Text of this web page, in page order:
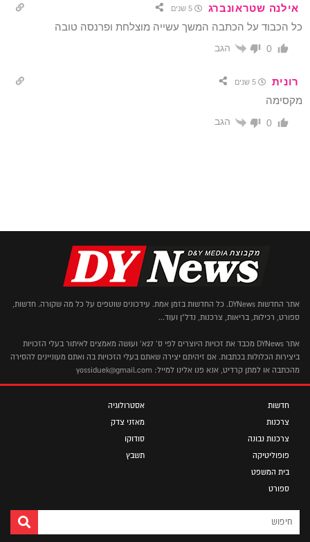
אילנה שטראונברג 5 שנים
כל הכבוד על הכתבה המשך עשייה מוצלחת ופרנסה טובה
0 הגב
רונית 5 שנים
מקסימה
0 הגב
אתר החדשות DYNews. כל החדשות בזמן אמת. עידכונים שוטפים על כל מה שקורה. חדשות,
ספורט, רכילות, בריאות, צרכנות, נדל"ן ועוד...
אתר DYNews מכבד את זכויות היוצרים לפי ס' 27א' ועושה מאמצים לאיתור בעלי הזכויות
ביצירות הכלולות בכתבות. אם זיהיתם יצירה שאתם בעלי הזכויות בה ואתם מעוניינים להסירה
מהכתבה או למתן קרדיט, אנא פנו אלינו למייל: yossiduek@gmail.com
חדשות
צרכנות
צרכנות נבונה
פופוליטיקה
בית המשפט
ספורט
אסטרולוגיה
מאזני צדק
סודוקו
תשבץ